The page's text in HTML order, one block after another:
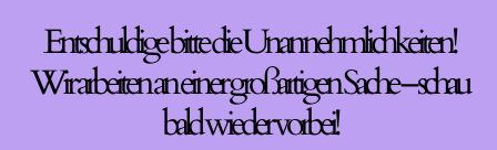
Entschuldige bitte die Unannehmlichkeiten!
Wir arbeiten an einer großartigen Sache – schau
bald wieder vorbei!